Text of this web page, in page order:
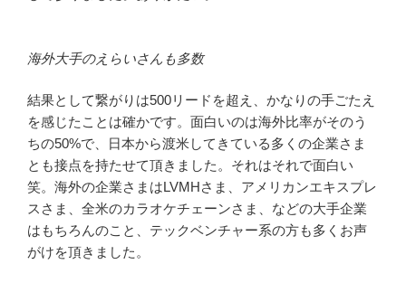
海外大手のえらいさんも多数
結果として繋がりは500リードを超え、かなりの手ごたえ
を感じたことは確かです。面白いのは海外比率がそのう
ちの50%で、日本から渡米してきている多くの企業さま
とも接点を持たせて頂きました。それはそれで面白い
笑。海外の企業さまはLVMHさま、アメリカンエキスプレ
スさま、全米のカラオケチェーンさま、などの大手企業
はもちろんのこと、テックベンチャー系の方も多くお声
がけを頂きました。